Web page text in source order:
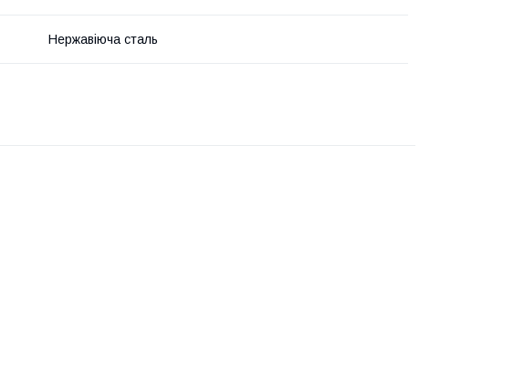
Нержавіюча сталь